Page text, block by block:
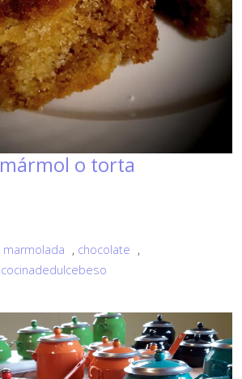
o torta
, chocolate ,